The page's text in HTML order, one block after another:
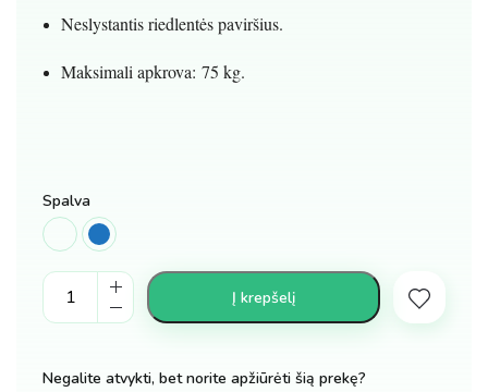
Neslystantis riedlentės paviršius.
Maksimali apkrova: 75 kg.
Spalva
Penny
board
Į krepšelį
Negalite atvykti, bet norite apžiūrėti šią prekę?